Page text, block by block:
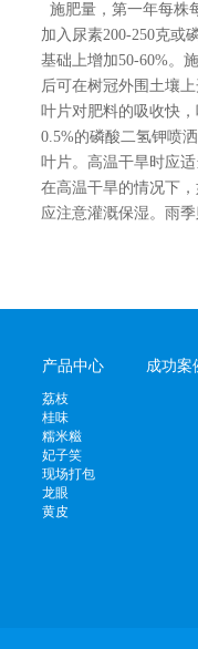
施肥量，第一年每株
加入尿素200-250克或
基础上增加50-60%。
后可在树冠外围土壤
叶片对肥料的吸收快
0.5%的磷酸二氢钾喷
叶片。高温干旱时应
在高温干旱的情况下
应注意灌溉保湿。雨季
产品中心
荔枝
桂味
糯米糍
妃子笑
现场打包
龙眼
黄皮
成功案